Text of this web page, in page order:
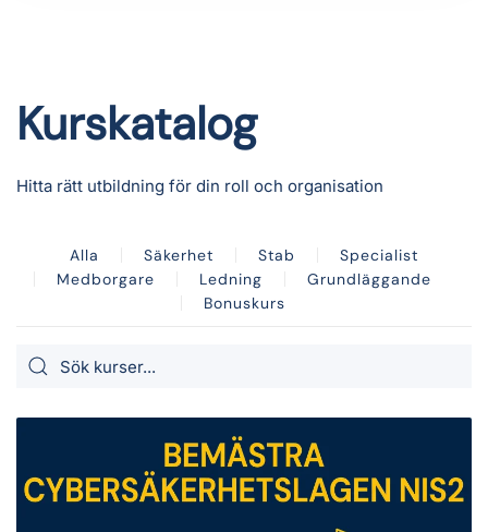
Kurskatalog
Hitta rätt utbildning för din roll och organisation
Alla Säkerhet Stab
Specialist
Medborgare
Ledning
Grundläggande
Bonuskurs